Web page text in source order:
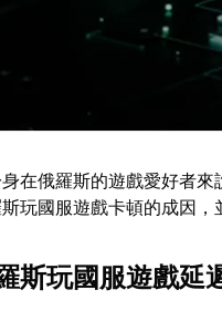
在俄羅斯的遊戲愛好者
玩國服遊戲卡頓的成因，
斯玩國服遊戲延